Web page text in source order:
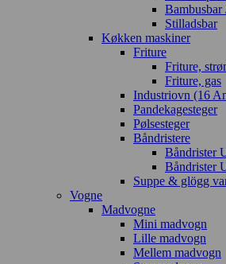
Stilladsbar
Køkken maskiner
Friture
Friture,
Friture, gas
Industriovn (16
Pandekagesteger
Pølsesteger
Båndristere
Båndrister
Båndrister
Suppe & glögg
Vogne
Madvogne
Mini madvogn
Lille madvogn
Mellem madvogn